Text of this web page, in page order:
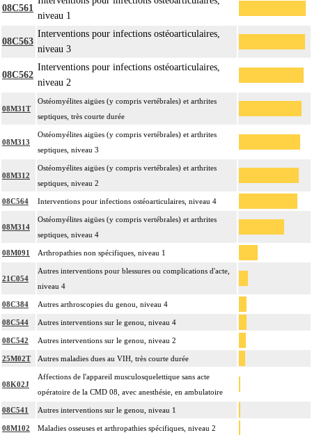
08C561
niveau 1
08C563
Interventions pour infections ostéoarticulaires,
niveau 3
08C562
Interventions pour infections ostéoarticulaires,
niveau 2
08M31T
Ostéomyélites aigües (y compris vertébrales) et arthrites
septiques, très courte durée
08M313
Ostéomyélites aigües (y compris vertébrales) et arthrites
septiques, niveau 3
08M312
Ostéomyélites aigües (y compris vertébrales) et arthrites
septiques, niveau 2
08C564 Interventions pour infections ostéoarticulaires, niveau 4
08M314
Ostéomyélites aigües (y compris vertébrales) et arthrites
septiques, niveau 4
08M091 Arthropathies non spécifiques, niveau 1
21C054
Autres interventions pour blessures ou complications d'acte,
niveau 4
08C384 Autres arthroscopies du genou, niveau 4
08C544 Autres interventions sur le genou, niveau 4
08C542 Autres interventions sur le genou, niveau 2
25M02T Autres maladies dues au VIH, très courte durée
08K02J
Affections de l'appareil musculosquelettique sans acte
opératoire de la CMD 08, avec anesthésie, en ambulatoire
08C541 Autres interventions sur le genou, niveau 1
08M102 Maladies osseuses et arthropathies spécifiques, niveau 2